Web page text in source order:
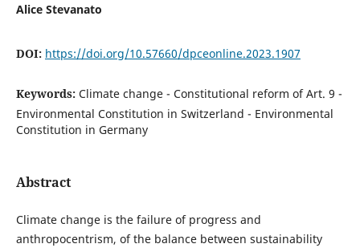
Alice Stevanato
DOI: https://doi.org/10.57660/dpceonline.2023.1907
Keywords: Climate change - Constitutional reform of Art. 9 -
Environmental Constitution in Switzerland - Environmental
Constitution in Germany
Abstract
Climate change is the failure of progress and
anthropocentrism, of the balance between sustainability